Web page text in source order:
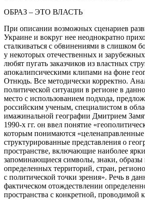
ОБРАЗ – ЭТО ВЛАСТЬ
При описании возможных сценариев
Украине и вокруг нее неоднократно
сталкиваться с обвинениями в слишком
у некоторых отечественных и
любят пугать заказчиков из властных
апокалипсическими клипами на фоне
Отнюдь. Все методически корректно.
политической ситуации в регионе в
место с использованием подхода,
российским ученым, специалистом в
имажинальной географии Дмитрием
1990-х гг. он ввел понятие
которым понимаются «целенаправленные
структурированные представления о
пространстве, включающие наиболее
запоминающиеся символы, знаки, образы
определенных территорий, стран,
с политической точки зрения». Речь в
фактическом отождествлении
пространства с конкретной, проводимой